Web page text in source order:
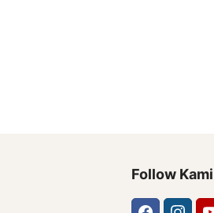
Follow Kami